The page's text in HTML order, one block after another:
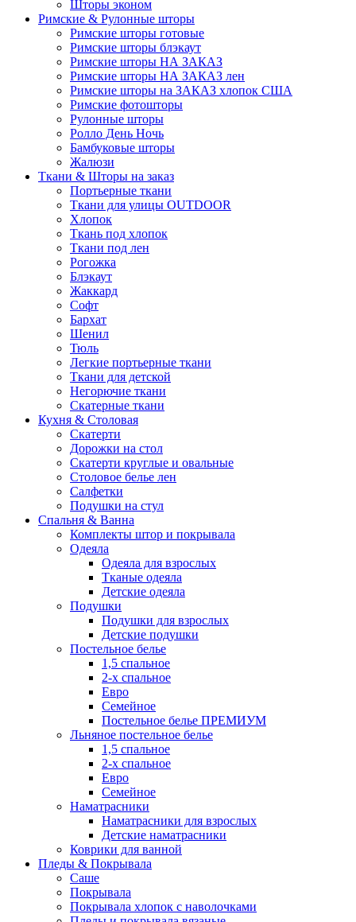
Шторы эконом
Римские & Рулонные шторы
Римские шторы готовые
Римские шторы блэкаут
Римские шторы НА ЗАКАЗ
Римские шторы НА ЗАКАЗ лен
Римские шторы на ЗАКАЗ хлопок США
Римские фотошторы
Рулонные шторы
Ролло День Ночь
Бамбуковые шторы
Жалюзи
Ткани & Шторы на заказ
Портьерные ткани
Ткани для улицы OUTDOOR
Хлопок
Ткань под хлопок
Ткани под лен
Рогожка
Блэкаут
Жаккард
Софт
Бархат
Шенил
Тюль
Легкие портьерные ткани
Ткани для детской
Негорючие ткани
Скатерные ткани
Кухня & Столовая
Скатерти
Дорожки на стол
Скатерти круглые и овальные
Столовое белье лен
Салфетки
Подушки на стул
Спальня & Ванна
Комплекты штор и покрывала
Одеяла
Одеяла для взрослых
Тканые одеяла
Детские одеяла
Подушки
Подушки для взрослых
Детские подушки
Постельное белье
1,5 спальное
2-х спальное
Евро
Семейное
Постельное белье ПРЕМИУМ
Льняное постельное белье
1,5 спальное
2-х спальное
Евро
Семейное
Наматрасники
Наматрасники для взрослых
Детские наматрасники
Коврики для ванной
Пледы & Покрывала
Саше
Покрывала
Покрывала хлопок с наволочками